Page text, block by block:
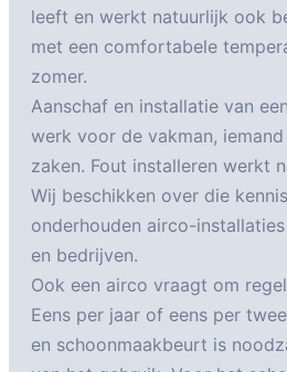
leeft en werkt natuurlijk ook
met een comfortabele
zomer.
Aanschaf en installatie van
werk voor de vakman,
zaken. Fout installeren werkt
Wij beschikken over die
onderhouden airco-
en bedrijven.
Ook een airco vraagt om
Eens per jaar of eens per
en schoonmaakbeurt is